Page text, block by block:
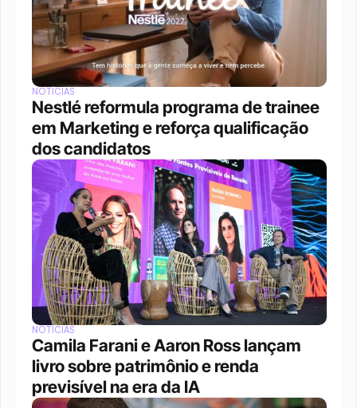
NOTÍCIAS
Nestlé reformula programa de trainee
em Marketing e reforça qualificação
dos candidatos
NOTÍCIAS
Camila Farani e Aaron Ross lançam
livro sobre patrimônio e renda
previsível na era da IA